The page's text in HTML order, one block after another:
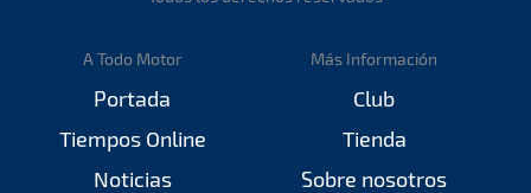
A Todo Motor
Portada
Tiempos Online
Noticias
Más Información
Club
Tienda
Sobre nosotros